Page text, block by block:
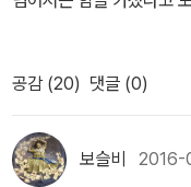
인 『크툴루의 부름』에 ‘
온다. 웹 교수는 48년 전
와 아이슬란드를 탐사한
마를 숭배하는 기묘한 형
을 가지고 있어 웹 교수는
우들이 살고, 여기엔 보헤
하지만 런던에선 달라. 자
런대로 정확히 가리킬지
이 칼데아인 혈통을 연구
4> Episode 5, 1963년 1월
스》리처드 매드슨 / 노블마인 (2010
00 Feet (<환상 특급 시
영)2만 피트의 상공 《줄어드는 남자》리처드 매드슨 /
은 사람이에요, 휘트모어
한 잘못으로 해고당하고
여행 가방을 열기 시작했
다. “휘트모어 씨는 성질
커로 커피를 끓이는데 커
ckening odors, the
nge, half-heard
istence we could
283쪽삽으로 그 도굴꾼
우리가 얼마나 전율적인
큰 이파리를 늘어뜨린 나
리가 없어. 내 생각에는
슷한 부족일 것 같네. 이쪽
번도 듣지 못했어.” 원
hinkin'. Take this un
이고 잔인한것 같습니다.
다는 것을 느꼈어요. 제가
대로 엮은것을 보았을때,
번거롭지만 비슷한 내용
공감 (20) 댓글 (0)
보슬비 2016-